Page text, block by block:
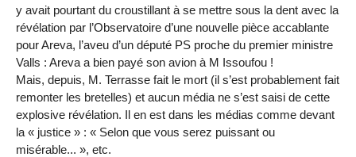
y avait pourtant du croustillant à se mettre sous la dent avec la
révélation par l’Observatoire d’une nouvelle pièce accablante
pour Areva, l’aveu d’un député PS proche du premier ministre
Valls : Areva a bien payé son avion à M Issoufou !
Mais, depuis, M. Terrasse fait le mort (il s’est probablement fait
remonter les bretelles) et aucun média ne s’est saisi de cette
explosive révélation. Il en est dans les médias comme devant
la « justice » : « Selon que vous serez puissant ou
misérable... », etc.